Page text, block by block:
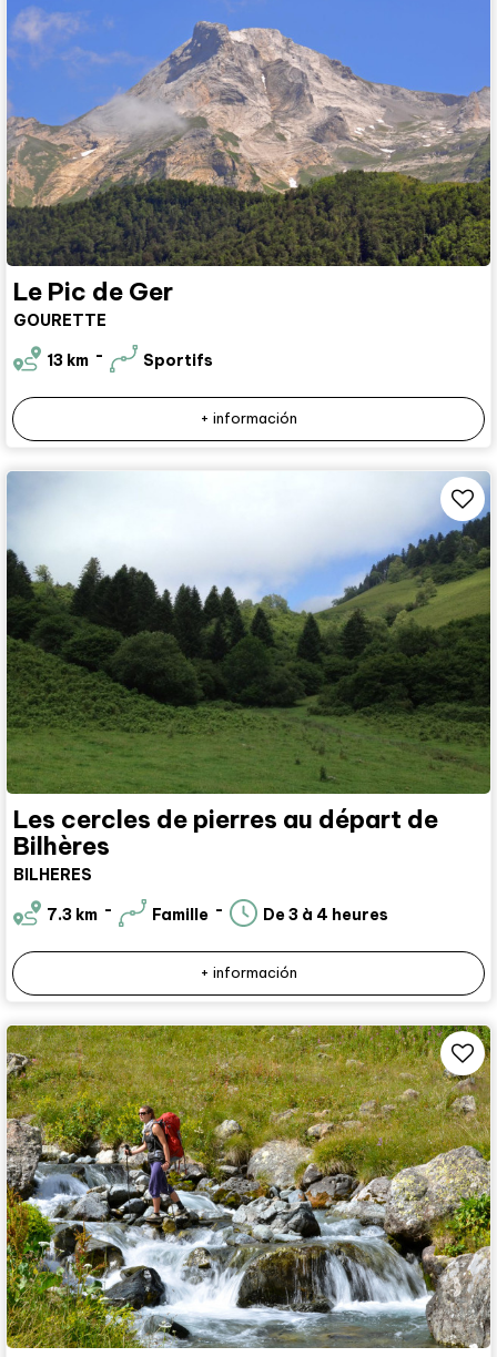
Le Pic de Ger
GOURETTE
13 km Sportifs
+ información
Les cercles de pierres au départ de
Bilhères
BILHERES
7.3 km Famille De 3 à 4 heures
+ información